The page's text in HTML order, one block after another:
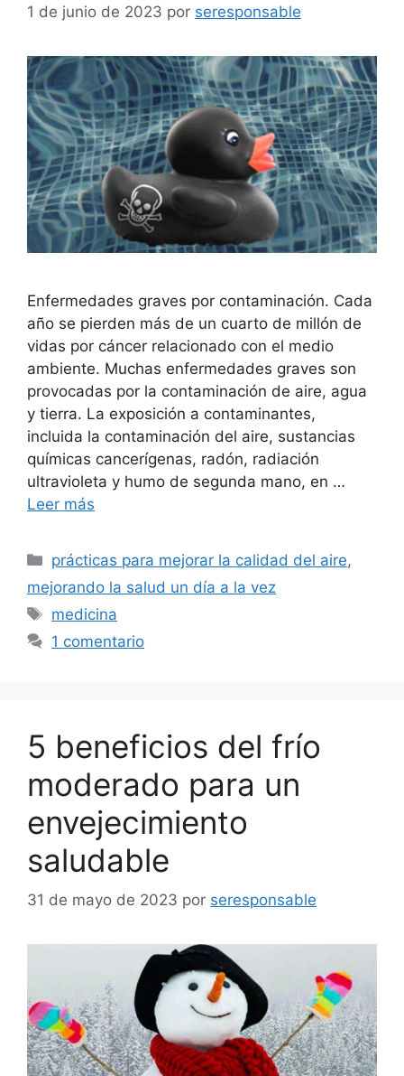
1 de junio de 2023 por seresponsable
Enfermedades graves por contaminación. Cada
año se pierden más de un cuarto de millón de
vidas por cáncer relacionado con el medio
ambiente. Muchas enfermedades graves son
provocadas por la contaminación de aire, agua
y tierra. La exposición a contaminantes,
incluida la contaminación del aire, sustancias
químicas cancerígenas, radón, radiación
ultravioleta y humo de segunda mano, en …
Leer más
Categorías
prácticas para mejorar la calidad del aire,
mejorando la salud un día a la vez
Etiquetas
medicina
1 comentario
5 beneficios del frío
moderado para un
envejecimiento
saludable
31 de mayo de 2023 por seresponsable